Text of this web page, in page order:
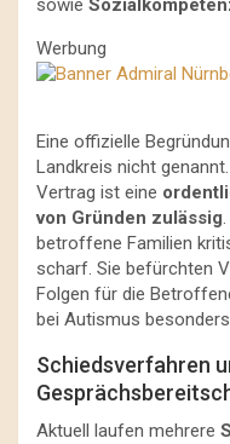
sowie
Werbung
Eine offizielle
Landkreis nicht
Vertrag ist eine
von Gründen zulässig
betroffene Familien
scharf. Sie befürchten
Folgen für die
bei Autismus
Schiedsverfahren
Aktuell laufen mehrere